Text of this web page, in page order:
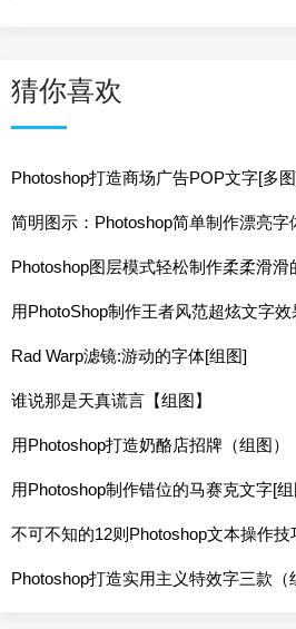
猜你喜欢
Photoshop打造商场广告POP文字[多
简明图示：Photoshop简单制作漂亮字
Photoshop图层模式轻松制作柔柔滑滑
用PhotoShop制作王者风范超炫文字效
Rad Warp滤镜:游动的字体[组图]
谁说那是天真谎言【组图】
用Photoshop打造奶酪店招牌（组图）
用Photoshop制作错位的马赛克文字[
不可不知的12则Photoshop文本操作技
Photoshop打造实用主义特效字三款（